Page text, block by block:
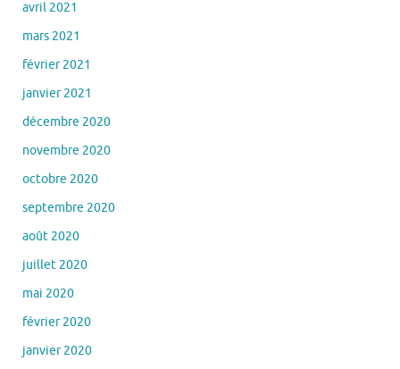
avril 2021
mars 2021
février 2021
janvier 2021
décembre 2020
novembre 2020
octobre 2020
septembre 2020
août 2020
juillet 2020
mai 2020
février 2020
janvier 2020